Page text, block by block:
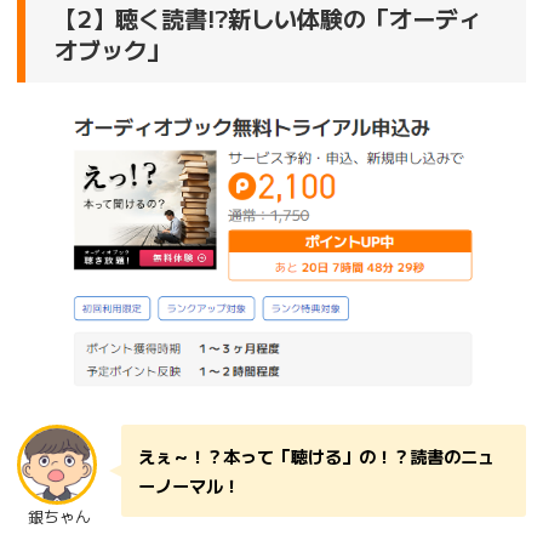
【2】聴く読書!?新しい体験の「オーディ
オブック」
銀ちゃん
えぇ～！？本って 「聴ける」 の！？読書のニュ
ーノーマル！